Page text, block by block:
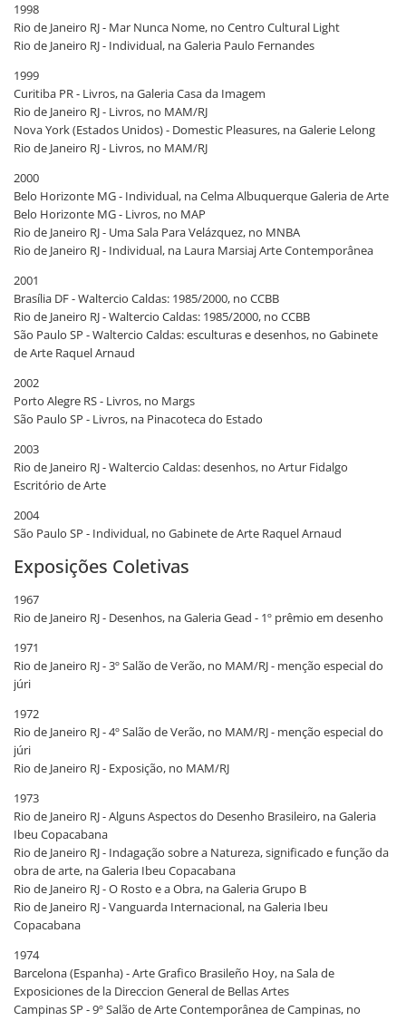
1998
Rio de Janeiro RJ - Mar Nunca Nome, no Centro Cultural Light
Rio de Janeiro RJ - Individual, na Galeria Paulo Fernandes
1999
Curitiba PR - Livros, na Galeria Casa da Imagem
Rio de Janeiro RJ - Livros, no MAM/RJ
Nova York (Estados Unidos) - Domestic Pleasures, na Galerie Lelong
Rio de Janeiro RJ - Livros, no MAM/RJ
2000
Belo Horizonte MG - Individual, na Celma Albuquerque Galeria de Arte
Belo Horizonte MG - Livros, no MAP
Rio de Janeiro RJ - Uma Sala Para Velázquez, no MNBA
Rio de Janeiro RJ - Individual, na Laura Marsiaj Arte Contemporânea
2001
Brasília DF - Waltercio Caldas: 1985/2000, no CCBB
Rio de Janeiro RJ - Waltercio Caldas: 1985/2000, no CCBB
São Paulo SP - Waltercio Caldas: esculturas e desenhos, no Gabinete
de Arte Raquel Arnaud
2002
Porto Alegre RS - Livros, no Margs
São Paulo SP - Livros, na Pinacoteca do Estado
2003
Rio de Janeiro RJ - Waltercio Caldas: desenhos, no Artur Fidalgo
Escritório de Arte
2004
São Paulo SP - Individual, no Gabinete de Arte Raquel Arnaud
Exposições Coletivas
1967
Rio de Janeiro RJ - Desenhos, na Galeria Gead - 1º prêmio em desenho
1971
Rio de Janeiro RJ - 3º Salão de Verão, no MAM/RJ - menção especial do
júri
1972
Rio de Janeiro RJ - 4º Salão de Verão, no MAM/RJ - menção especial do
júri
Rio de Janeiro RJ - Exposição, no MAM/RJ
1973
Rio de Janeiro RJ - Alguns Aspectos do Desenho Brasileiro, na Galeria
Ibeu Copacabana
Rio de Janeiro RJ - Indagação sobre a Natureza, significado e função da
obra de arte, na Galeria Ibeu Copacabana
Rio de Janeiro RJ - O Rosto e a Obra, na Galeria Grupo B
Rio de Janeiro RJ - Vanguarda Internacional, na Galeria Ibeu
Copacabana
1974
Barcelona (Espanha) - Arte Grafico Brasileño Hoy, na Sala de
Exposiciones de la Direccion General de Bellas Artes
Campinas SP - 9º Salão de Arte Contemporânea de Campinas, no